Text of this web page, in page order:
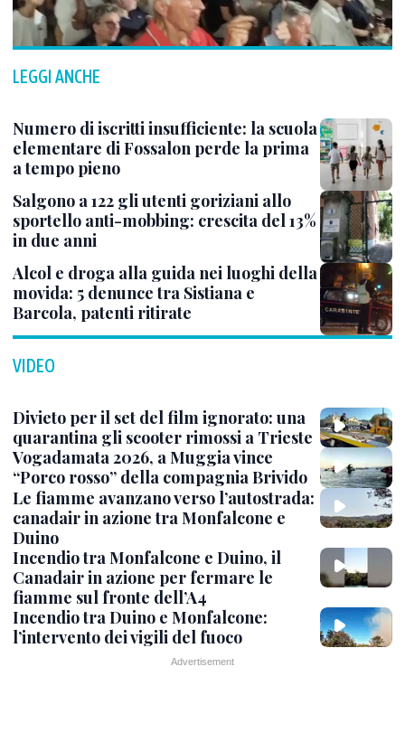
LEGGI ANCHE
Numero di iscritti insufficiente: la scuola
elementare di Fossalon perde la prima
a tempo pieno
Salgono a 122 gli utenti goriziani allo
sportello anti-mobbing: crescita del 13%
in due anni
Alcol e droga alla guida nei luoghi della
movida: 5 denunce tra Sistiana e
Barcola, patenti ritirate
VIDEO
Divieto per il set del film ignorato: una
quarantina gli scooter rimossi a Trieste
Vogadamata 2026, a Muggia vince
“Porco rosso” della compagnia Brivido
Le fiamme avanzano verso l’autostrada:
canadair in azione tra Monfalcone e
Duino
Incendio tra Monfalcone e Duino, il
Canadair in azione per fermare le
fiamme sul fronte dell’A4
Incendio tra Duino e Monfalcone:
l’intervento dei vigili del fuoco